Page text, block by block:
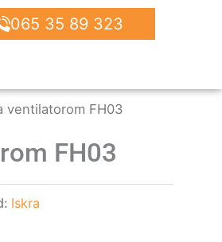
065 35 89 323
ventilatorom FH03
FH03
Iskra